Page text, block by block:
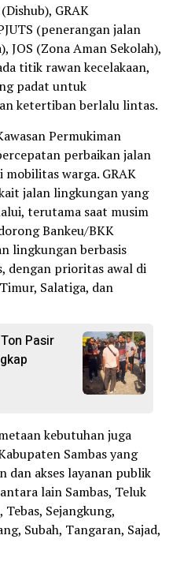
GRAK
(penerangan jalan
JOS (Zona Aman Sekolah),
titik rawan kecelakaan,
padat untuk
ketertiban berlalu lintas.
Permukiman
perbaikan jalan
warga. GRAK
jalan lingkungan yang
terutama saat musim
Bankeu/BKK
lingkungan berbasis
dengan prioritas awal di
Salatiga, dan
Pasir
kebutuhan juga
Sambas yang
dan akses layanan publik
lain Sambas, Teluk
Tebas, Sejangkung,
Subah, Tangaran, Sajad,